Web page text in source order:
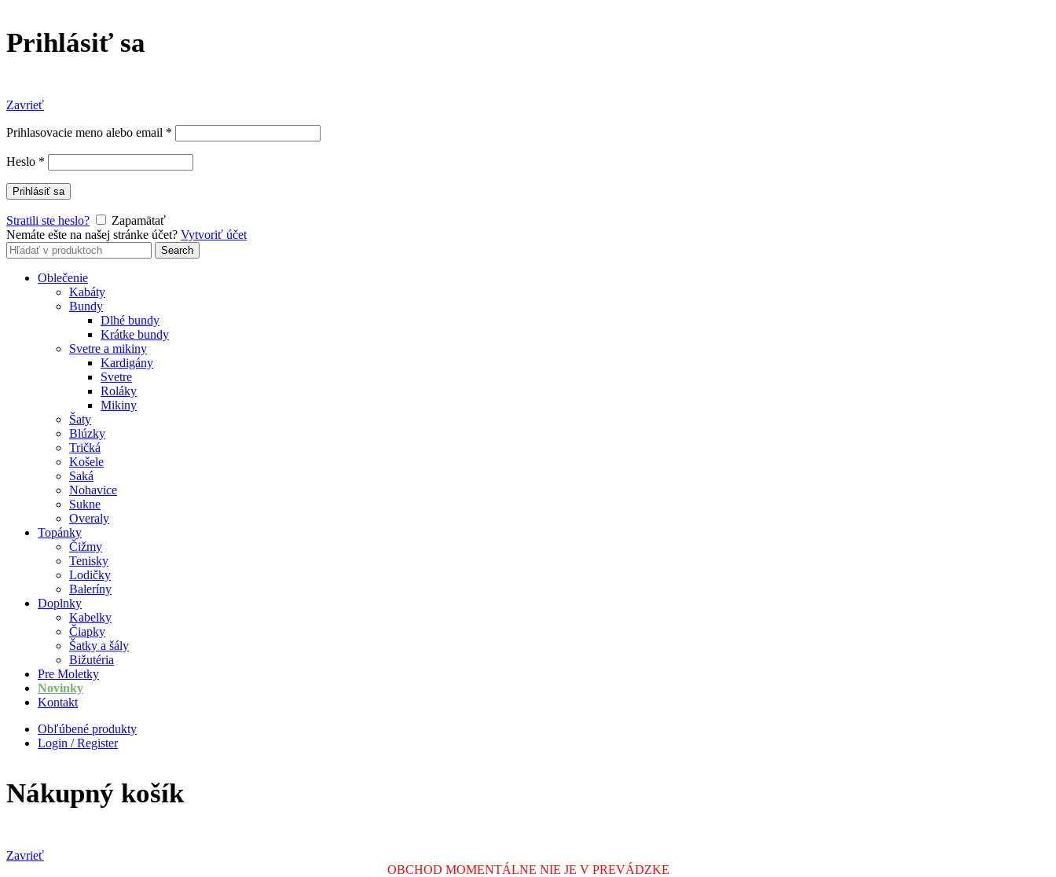
Prihlásiť sa
Zavrieť
Prihlasovacie meno alebo email *
Heslo *
Prihlásiť sa
Stratili ste heslo?
Zapamätať
Nemáte ešte na našej stránke účet? Vytvoriť účet
Search
for:
Search
Oblečenie
Kabáty
Bundy
Dlhé bundy
Krátke bundy
Svetre a mikiny
Kardigány
Svetre
Roláky
Mikiny
Šaty
Blúzky
Tričká
Košele
Saká
Nohavice
Sukne
Overaly
Topánky
Čižmy
Tenisky
Lodičky
Baleríny
Doplnky
Kabelky
Čiapky
Šatky a šály
Bižutéria
Pre Moletky
Novinky
Kontakt
Obľúbené produkty
Login / Register
Nákupný košík
Zavrieť
OBCHOD MOMENTÁLNE NIE JE V PREVÁDZKE